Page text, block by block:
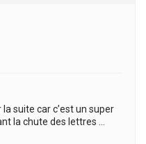
la suite car c’est un super
la chute des lettres …